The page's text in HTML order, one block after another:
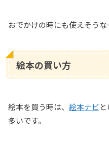
おでかけの時にも使えそう
絵本の買い方
絵本を買う時は、 絵本ナビ
多いです。